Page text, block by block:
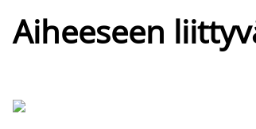
Aiheeseen